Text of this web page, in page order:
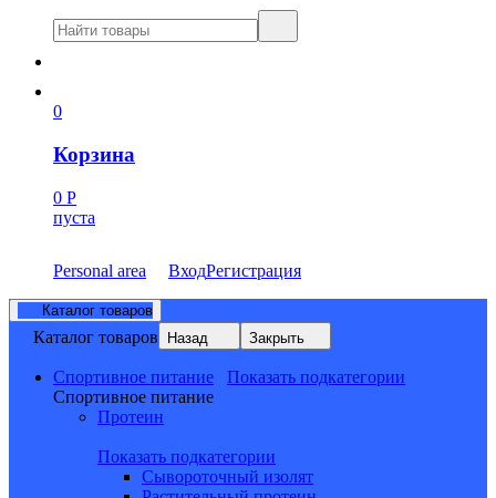
0
Корзина
0 Р
пуста
Personal area ВходРегистрация
Каталог товаров
Каталог товаров Назад Закрыть
Спортивное питание
Показать подкатегории
Спортивное питание
Протеин
Показать подкатегории
Сывороточный изолят